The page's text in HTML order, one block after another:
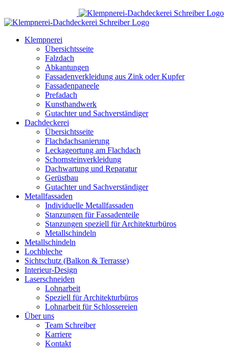
Inhalt
springen
Klempnerei
Übersichtsseite
Falzdach
Abkantungen
Fassadenverkleidung aus Zink oder Kupfer
Fassadenpaneele
Prefadach
Kunsthandwerk
Gutachter und Sachverständiger
Dachdeckerei
Übersichtsseite
Flachdachsanierung
Leckageortung am Flachdach
Schornsteinverkleidung
Dachwartung und Reparatur
Gerüstbau
Gutachter und Sachverständiger
Metallfassaden
Individuelle Metallfassaden
Stanzungen für Fassadenteile
Stanzungen speziell für Architekturbüros
Metallschindeln
Metallschindeln
Lochbleche
Sichtschutz (Balkon & Terrasse)
Interieur-Design
Laserschneiden
Lohnarbeit
Speziell für Architekturbüros
Lohnarbeit für Schlossereien
Über uns
Team Schreiber
Karriere
Kontakt